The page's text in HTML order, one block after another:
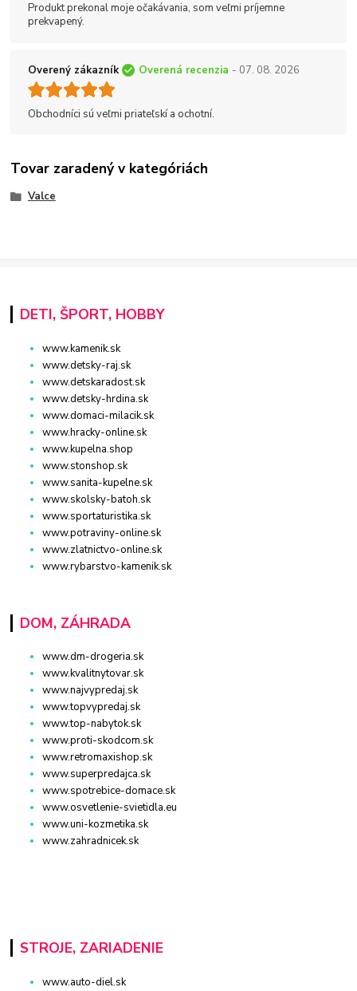
Produkt prekonal moje očakávania, som veľmi príjemne
prekvapený.
Overený zákazník Overená recenzia - 07. 08. 2026
Obchodníci sú veľmi priateľskí a ochotní.
Tovar zaradený v kategóriách
Valce
DETI, ŠPORT, HOBBY
www.kamenik.sk
www.detsky-raj.sk
www.detskaradost.sk
www.detsky-hrdina.sk
www.domaci-milacik.sk
www.hracky-online.sk
www.kupelna.shop
www.stonshop.sk
www.sanita-kupelne.sk
www.skolsky-batoh.sk
www.sportaturistika.sk
www.potraviny-online.sk
www.zlatnictvo-online.sk
www.rybarstvo-kamenik.sk
DOM, ZÁHRADA
www.dm-drogeria.sk
www.kvalitnytovar.sk
www.najvypredaj.sk
www.topvypredaj.sk
www.top-nabytok.sk
www.proti-skodcom.sk
www.retromaxishop.sk
www.superpredajca.sk
www.spotrebice-domace.sk
www.osvetlenie-svietidla.eu
www.uni-kozmetika.sk
www.zahradnicek.sk
STROJE, ZARIADENIE
www.auto-diel.sk